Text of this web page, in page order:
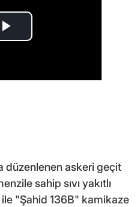
düzenlenen askeri geçit
sahip sıvı yakıtlı
"Şahid 136B" kamikaze